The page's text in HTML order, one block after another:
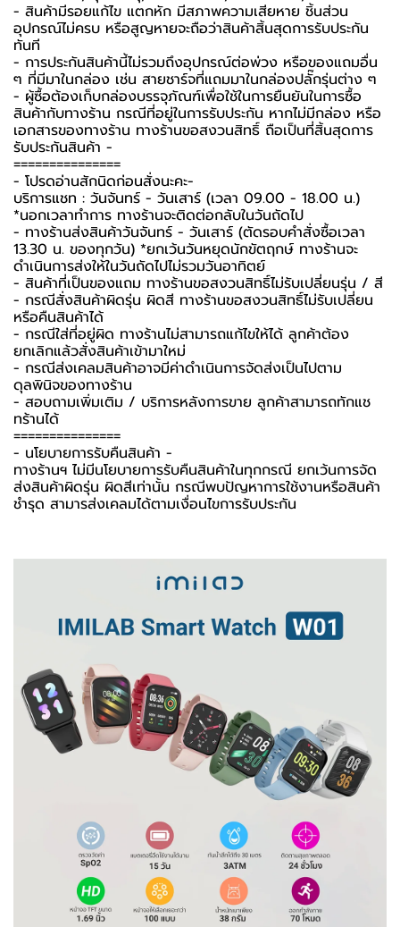
- สินค้ามีรอยแก้ไข แตกหัก มีสภาพความเสียหาย ชิ้นส่วน
อุปกรณ์ไม่ครบ หรือสูญหายจะถือว่าสินค้าสิ้นสุดการรับประกัน
ทันที
- การประกันสินค้านี้ไม่รวมถึงอุปกรณ์ต่อพ่วง หรือของแถมอื่น
ๆ ที่มีมาในกล่อง เช่น สายชาร์จที่แถมมาในกล่องปลั๊กรุ่นต่าง ๆ
-️ ผู้ซื้อต้องเก็บกล่องบรรจุภัณฑ์เพื่อใช้ในการยืนยันในการซื้อ
สินค้ากับทางร้าน กรณีที่อยู่ในการรับประกัน หากไม่มีกล่อง หรือ
เอกสารของทางร้าน ทางร้านขอสงวนสิทธิ์ ถือเป็นที่สิ้นสุดการ
รับประกันสินค้า -️
===============
-️ โปรดอ่านสักนิดก่อนสั่งนะคะ-️
บริการแชท : วันจันทร์ - วันเสาร์ (เวลา 09.00 - 18.00 น.)
*นอกเวลาทำการ ทางร้านจะติดต่อกลับในวันถัดไป
- ทางร้านส่งสินค้าวันจันทร์ - วันเสาร์ (ตัดรอบคำสั่งซื้อเวลา
13.30 น. ของทุกวัน) *ยกเว้นวันหยุดนักขัตฤกษ์ ทางร้านจะ
ดำเนินการส่งให้ในวันถัดไปไม่รวมวันอาทิตย์
- สินค้าที่เป็นของแถม ทางร้านขอสงวนสิทธิ์ไม่รับเปลี่ยนรุ่น / สี
- กรณีสั่งสินค้าผิดรุ่น ผิดสี ทางร้านขอสงวนสิทธิ์ไม่รับเปลี่ยน
หรือคืนสินค้าได้
- กรณีใส่ที่อยู่ผิด ทางร้านไม่สามารถแก้ไขให้ได้ ลูกค้าต้อง
ยกเลิกแล้วสั่งสินค้าเข้ามาใหม่
- กรณีส่งเคลมสินค้าอาจมีค่าดำเนินการจัดส่งเป็นไปตาม
ดุลพินิจของทางร้าน
- สอบถามเพิ่มเติม / บริการหลังการขาย ลูกค้าสามารถทักแช
ทร้านได้
===============
-️ นโยบายการรับคืนสินค้า -️
ทางร้านฯ ไม่มีนโยบายการรับคืนสินค้าในทุกกรณี ยกเว้นการจัด
ส่งสินค้าผิดรุ่น ผิดสีเท่านั้น กรณีพบปัญหาการใช้งานหรือสินค้า
ชำรุด สามารส่งเคลมได้ตามเงื่อนไขการรับประกัน